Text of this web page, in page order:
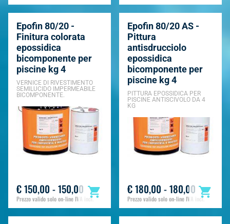
Epofin 80/20 -
Finitura colorata
epossidica
bicomponente per
piscine kg 4
VERNICE DI RIVESTIMENTO
SEMILUCIDO IMPERMEABILE
BICOMPONENTE.
€ 150,00 - 150,00
Prezzo valido solo on-line IVA incl.
Epofin 80/20 AS -
Pittura
antisdrucciolo
epossidica
bicomponente per
piscine kg 4
PITTURA EPOSSIDICA PER
PISCINE ANTISCIVOLO DA 4
KG
€ 180,00 - 180,00
Prezzo valido solo on-line IVA incl.